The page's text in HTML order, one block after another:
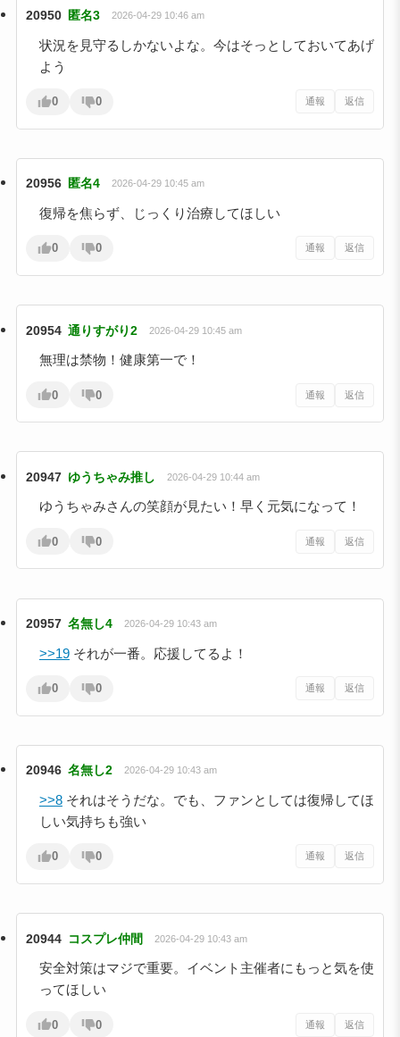
20950 匿名3 2026-04-29 10:46 am
状況を見守るしかないよな。今はそっとしておいてあげ
よう
0 0 通報 返信
20956 匿名4 2026-04-29 10:45 am
復帰を焦らず、じっくり治療してほしい
0 0 通報 返信
20954 通りすがり2 2026-04-29 10:45 am
無理は禁物！健康第一で！
0 0 通報 返信
20947 ゆうちゃみ推し 2026-04-29 10:44 am
ゆうちゃみさんの笑顔が見たい！早く元気になって！
0 0 通報 返信
20957 名無し4 2026-04-29 10:43 am
>>19それが一番。応援してるよ！
0 0 通報 返信
20946 名無し2 2026-04-29 10:43 am
>>8それはそうだな。でも、ファンとしては復帰してほ
しい気持ちも強い
0 0 通報 返信
20944 コスプレ仲間 2026-04-29 10:43 am
安全対策はマジで重要。イベント主催者にもっと気を使
ってほしい
0 0 通報 返信